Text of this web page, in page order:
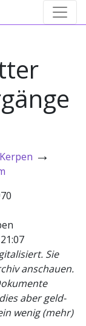
→
Sie
anschauen.
aber geld-
wenig (mehr)